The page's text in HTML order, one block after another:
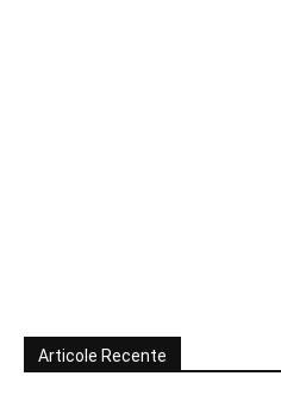
Articole Recente